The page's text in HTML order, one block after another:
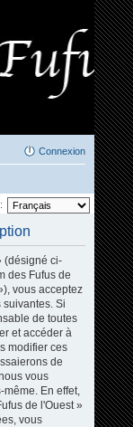
Connexion
ec
ch
(désigné ci-
des Fufus de
vous acceptez
Si
de toutes
et accéder à
modifier ces
de
vous
En effet,
de l'Ouest »
vous